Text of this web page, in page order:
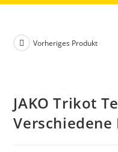
Vorheriges Produkt
JAKO Trikot
Verschiedene